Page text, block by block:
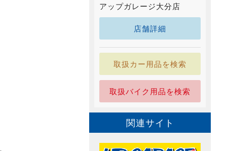
アップガレージ大分店
店舗詳細
取扱カー用品を検索
取扱バイク用品を検索
関連サイト